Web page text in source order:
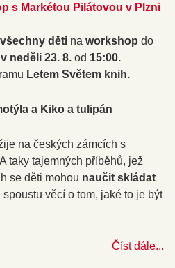
s Markétou Pilátovou v Plzni
všechny děti na workshop do
neděli 23. 8. od 15:00.
Letem Světem knih.
a Kiko a tulipán
na českých zámcích s
taky tajemných příběhů, jež
se děti mohou naučit skládat
věcí o tom, jaké to je být
Číst dále...